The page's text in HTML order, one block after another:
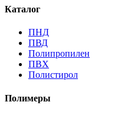
Каталог
ПНД
ПВД
Полипропилен
ПВХ
Полистирол
Полимеры